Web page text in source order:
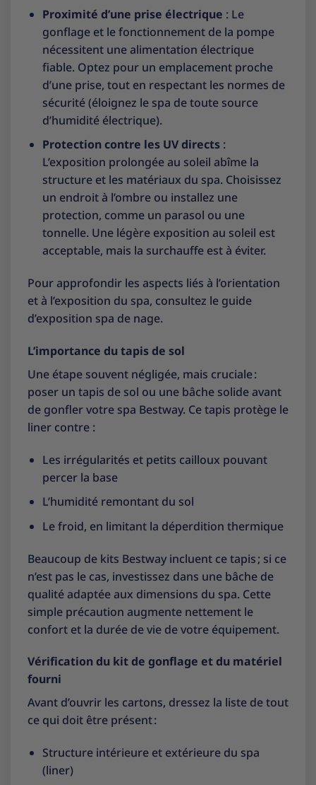
Proximité d’une prise électrique : Le
gonflage et le fonctionnement de la pompe
nécessitent une alimentation électrique
fiable. Optez pour un emplacement proche
d’une prise, tout en respectant les normes de
sécurité (éloignez le spa de toute source
d’humidité électrique).
Protection contre les UV directs:
L’exposition prolongée au soleil abîme la
structure et les matériaux du spa. Choisissez
un endroit à l’ombre ou installez une
protection, comme un parasol ou une
tonnelle. Une légère exposition au soleil est
acceptable, mais la surchauffe est à éviter.
Pour approfondir les aspects liés à l’orientation
et à l’exposition du spa, consultez le guide
d’exposition spa de nage.
L’importance du tapis de sol
Une étape souvent négligée, mais cruciale :
poser un tapis de sol ou une bâche solide avant
de gonfler votre spa Bestway. Ce tapis protège le
liner contre :
Les irrégularités et petits cailloux pouvant
percer la base
L’humidité remontant du sol
Le froid, en limitant la déperdition thermique
Beaucoup de kits Bestway incluent ce tapis ; si ce
n’est pas le cas, investissez dans une bâche de
qualité adaptée aux dimensions du spa. Cette
simple précaution augmente nettement le
confort et la durée de vie de votre équipement.
Vérification du kit de gonflage et du matériel
fourni
Avant d’ouvrir les cartons, dressez la liste de tout
ce qui doit être présent :
Structure intérieure et extérieure du spa
(liner)